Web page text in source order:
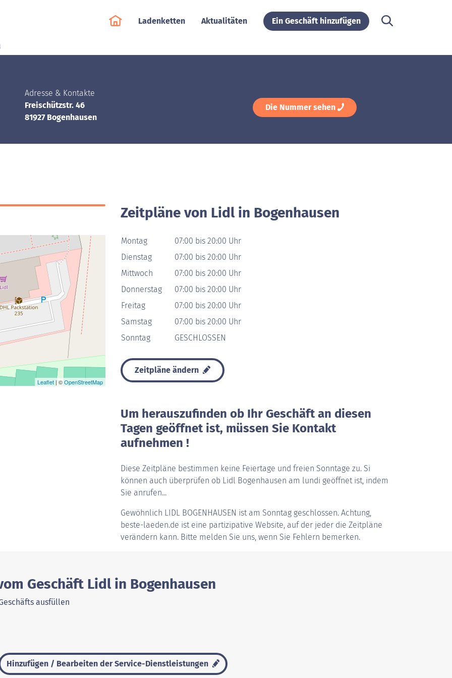
Ladenketten Aktualitäten Ein Geschäft hinzufügen
Adresse & Kontakte
Freischützstr. 46
81927 Bogenhausen
Die Nummer sehen
Leaflet | ©OpenStreetMap
Zeitpläne von Lidl in Bogenhausen
Montag
07:00 bis 20:00 Uhr
Dienstag
07:00 bis 20:00 Uhr
Mittwoch
07:00 bis 20:00 Uhr
Donnerstag
07:00 bis 20:00 Uhr
Freitag
07:00 bis 20:00 Uhr
Samstag
07:00 bis 20:00 Uhr
Sonntag
GESCHLOSSEN
Zeitpläne ändern
Um herauszufinden ob Ihr Geschäft an diesen
Tagen geöffnet ist, müssen Sie Kontakt
aufnehmen !
Diese Zeitpläne bestimmen keine Feiertage und freien Sonntage zu. Si
können auch überprüfen ob Lidl Bogenhausen am lundi geöffnet ist, indem
Sie anrufen...
Gewöhnlich LIDL BOGENHAUSEN ist am Sonntag geschlossen. Achtung,
beste-laeden.de ist eine partizipative Website, auf der jeder die Zeitpläne
verändern kann. Bitte melden Sie uns, wenn Sie Fehlern bemerken.
Geschäft Lidl in Bogenhausen
ausfüllen
Hinzufügen / Bearbeiten der Service-Dienstleistungen